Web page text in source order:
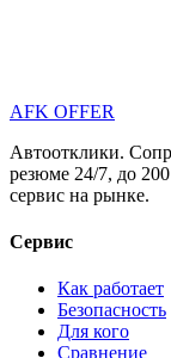
AFK OFFER
Автоотклики.
резюме 24/7, до
сервис на рынке.
Сервис
Как работает
Безопасность
Для кого
Сравнение